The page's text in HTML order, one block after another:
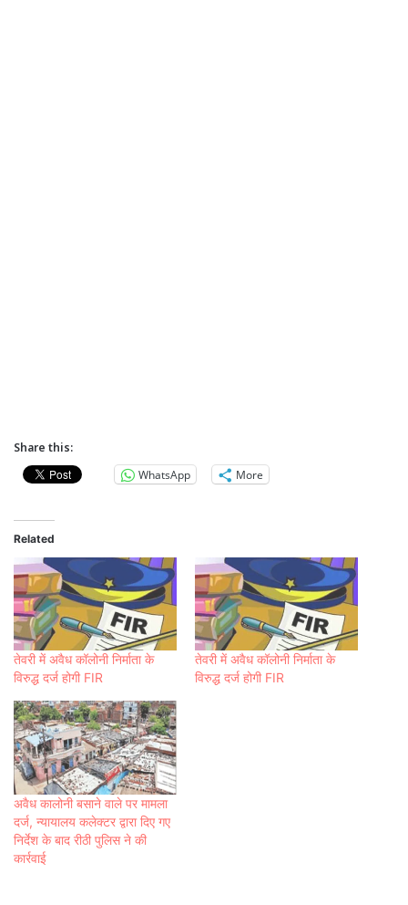
Share this:
WhatsApp
More
Related
तेवरी में अवैध कॉलोनी निर्माता के
विरुद्ध दर्ज होगी FIR
तेवरी में अवैध कॉलोनी निर्माता के
विरुद्ध दर्ज होगी FIR
अवैध कालोनी बसाने वाले पर मामला
दर्ज, न्यायालय कलेक्टर द्वारा दिए गए
निर्देश के बाद रीठी पुलिस ने की
कार्रवाई